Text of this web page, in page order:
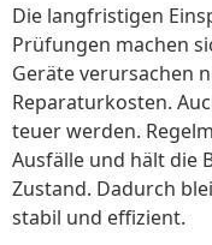
Die langfristigen
Prüfungen machen
Geräte verursachen
Reparaturkosten.
teuer werden.
Ausfälle und hält die
Zustand. Dadurch
stabil und effizient.